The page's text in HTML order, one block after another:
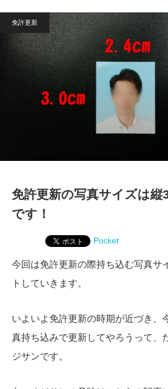
免許更新
免許更新の写真サイズは縦
です！
Pocket
今回は免許更新の際持ち込む写真サ
トしていきます。
いよいよ免許更新の時期が近づき、
真持ち込みで更新してやろうって、
ジサンです。